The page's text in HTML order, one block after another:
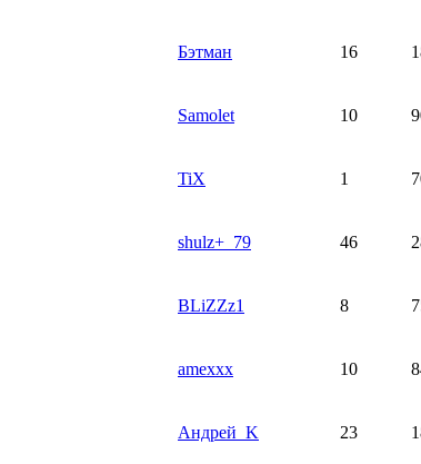
Бэтман 16
Samolet 10
TiX 1
shulz+_79 46
BLiZZz1 8
amexxx 10
Андрей_K 23